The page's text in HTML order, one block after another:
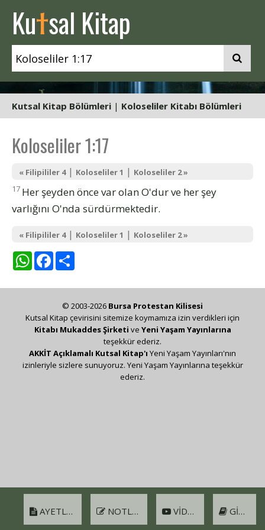
Kutsal Kitap
Kutsal Kitap Bölümleri | Koloseliler Kitabı Bölümleri
Koloseliler 1:17
« Filipililer 4| Koloseliler 1 | Koloseliler 2 »
17 Her şeyden önce var olan O'dur ve her şey
varlığını O'nda sürdürmektedir.
« Filipililer 4| Koloseliler 1 | Koloseliler 2 »
WhatsAppFacebook
AYETLER NOTLAR VIDEO GIRIŞ
© 2003-2026 Bursa Protestan Kilisesi
Kutsal Kitap çevirisini sitemize koymamıza izin verdikleri için
Kitabı Mukaddes Şirketi ve Yeni Yaşam Yayınlarına
teşekkür ederiz.
AKKİT Açıklamalı Kutsal Kitap'ı Yeni Yaşam Yayınları'nın
izinleriyle sizlere sunuyoruz. Yeni Yaşam Yayınlarına teşekkür
ederiz.